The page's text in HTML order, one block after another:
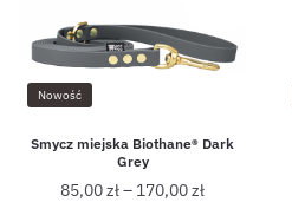
Nowość
Smycz miejska Biothane® Dark
Grey
85,00zł– 170,00zł